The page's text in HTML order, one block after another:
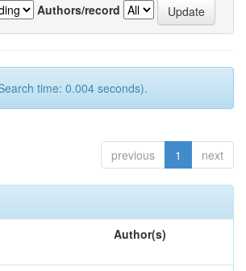
Authors/record
time: 0.004 seconds).
previous 1 next
Author(s)